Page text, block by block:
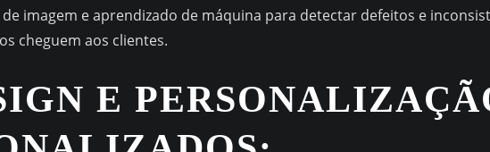
imagem e aprendizado de máquina para detectar defeitos e
cheguem aos clientes.
E